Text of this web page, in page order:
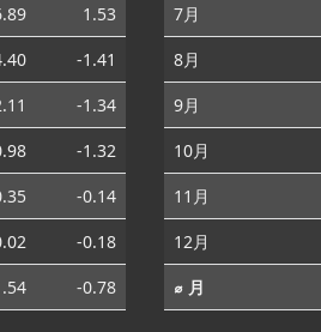
1.53
-1.41
-1.34
-1.32
-0.14
-0.18
-0.78
7月
8月
9月
10月
11月
12月
⌀ 月